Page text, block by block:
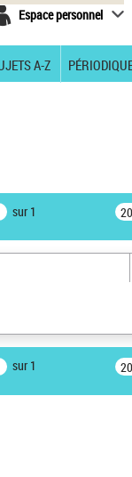
Espace personnel
A-Z
sur 1
sur 1